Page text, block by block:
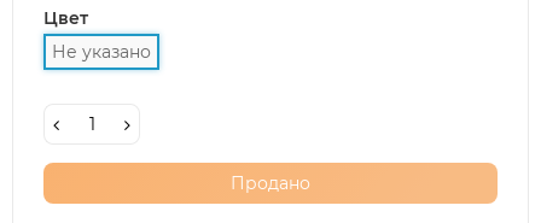
Цвет
Не указано
Продано